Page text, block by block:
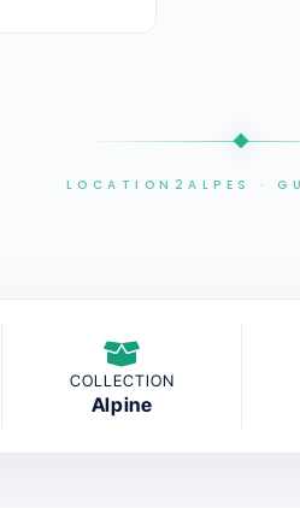
LOCATION2ALPES ·
COLLECTION
Alpine